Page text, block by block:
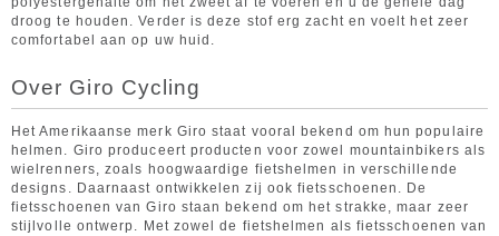
droog te houden. Verder is deze stof erg zacht en voelt het zeer
comfortabel aan op uw huid.
Over Giro Cycling
Het Amerikaanse merk Giro staat vooral bekend om hun populaire
helmen. Giro produceert producten voor zowel mountainbikers als
wielrenners, zoals hoogwaardige fietshelmen in verschillende
designs. Daarnaast ontwikkelen zij ook fietsschoenen. De
fietsschoenen van Giro staan bekend om het strakke, maar zeer
stijlvolle ontwerp. Met zowel de fietshelmen als fietsschoenen van